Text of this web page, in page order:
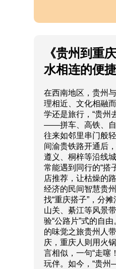
《贵州到重
水相连的便
在西南地区，贵州
理相近、文化相融
学还是旅行，“贵州
——拼车、高铁、自
往来如邻里串门般
间渝贵铁路开通后
遵义、桐梓等沿线
常能遇到同行的“搭
店推荐，让枯燥的
经济的民间智慧贵
找“重庆搭子”，分
山关、綦江等风景
验“公路片”式的自
的味觉之旅贵州人
庆，重庆人则用火
言相似，一句“走噻
玩伴。如今，“贵州